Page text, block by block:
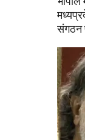
संगठन